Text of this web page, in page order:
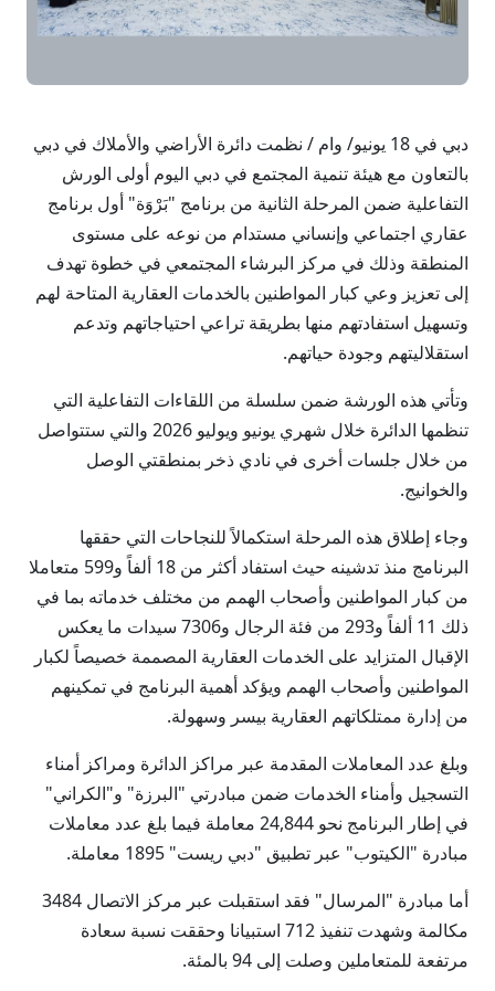
دبي في 18 يونيو/ وام / نظمت دائرة الأراضي والأملاك في دبي
بالتعاون مع هيئة تنمية المجتمع في دبي اليوم أولى الورش
التفاعلية ضمن المرحلة الثانية من برنامج "بَرْوَة" أول برنامج
عقاري اجتماعي وإنساني مستدام من نوعه على مستوى
المنطقة وذلك في مركز البرشاء المجتمعي في خطوة تهدف
إلى تعزيز وعي كبار المواطنين بالخدمات العقارية المتاحة لهم
وتسهيل استفادتهم منها بطريقة تراعي احتياجاتهم وتدعم
استقلاليتهم وجودة حياتهم.
وتأتي هذه الورشة ضمن سلسلة من اللقاءات التفاعلية التي
تنظمها الدائرة خلال شهري يونيو ويوليو 2026 والتي ستتواصل
من خلال جلسات أخرى في نادي ذخر بمنطقتي الوصل
والخوانيج.
وجاء إطلاق هذه المرحلة استكمالاً للنجاحات التي حققها
البرنامج منذ تدشينه حيث استفاد أكثر من 18 ألفاً و599 متعاملا
من كبار المواطنين وأصحاب الهمم من مختلف خدماته بما في
ذلك 11 ألفاً و293 من فئة الرجال و7306 سيدات ما يعكس
الإقبال المتزايد على الخدمات العقارية المصممة خصيصاً لكبار
المواطنين وأصحاب الهمم ويؤكد أهمية البرنامج في تمكينهم
من إدارة ممتلكاتهم العقارية بيسر وسهولة.
وبلغ عدد المعاملات المقدمة عبر مراكز الدائرة ومراكز أمناء
التسجيل وأمناء الخدمات ضمن مبادرتي "البرزة" و"الكراني"
في إطار البرنامج نحو 24,844 معاملة فيما بلغ عدد معاملات
مبادرة "الكيتوب" عبر تطبيق "دبي ريست" 1895 معاملة.
أما مبادرة "المرسال" فقد استقبلت عبر مركز الاتصال 3484
مكالمة وشهدت تنفيذ 712 استبيانا وحققت نسبة سعادة
مرتفعة للمتعاملين وصلت إلى 94 بالمئة.